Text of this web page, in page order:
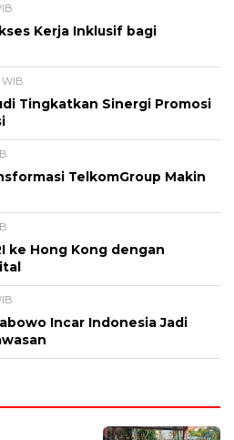
Kerja Inklusif bagi
WIB
Tingkatkan Sinergi Promosi
TelkomGroup Makin
ke Hong Kong dengan
Incar Indonesia Jadi